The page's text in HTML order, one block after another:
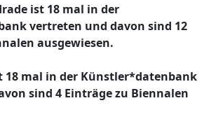
ist 18 mal in der
vertreten und davon sind 12
ausgewiesen.
18 mal in der Künstler*datenbank
sind 4 Einträge zu Biennalen